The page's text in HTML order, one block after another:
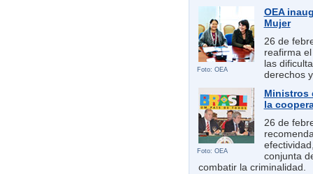
Foto: OEA
OEA
Mujer
26 de
reafirma
las
derechos
Foto: OEA
Ministros
la
26 de
conjunta
combatir la criminalidad.